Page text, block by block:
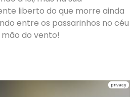
liberto do que morre ainda
entre os passarinhos no céu
do vento!